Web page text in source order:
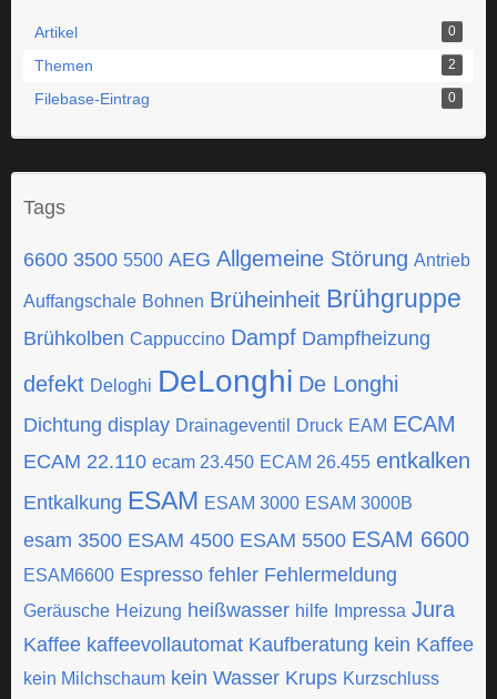
Artikel 0
Themen 2
Filebase-Eintrag 0
Tags
6600 3500 5500 AEG Allgemeine Störung Antrieb
Auffangschale Bohnen Brüheinheit Brühgruppe
Brühkolben Cappuccino Dampf Dampfheizung
defekt Deloghi DeLonghi De Longhi
Dichtung display Drainageventil Druck EAM ECAM
ECAM 22.110 ecam 23.450 ECAM 26.455 entkalken
Entkalkung ESAM ESAM 3000 ESAM 3000B
esam 3500 ESAM 4500 ESAM 5500 ESAM 6600
ESAM6600 Espresso fehler Fehlermeldung
Geräusche Heizung heißwasser hilfe Impressa Jura
Kaffee kaffeevollautomat Kaufberatung kein Kaffee
kein Milchschaum kein Wasser Krups Kurzschluss